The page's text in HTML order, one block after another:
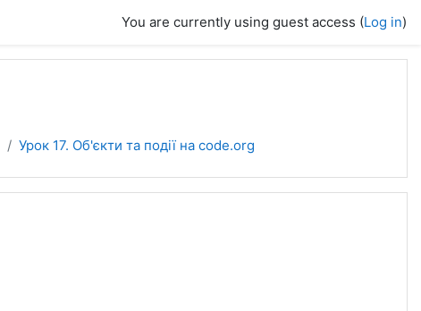
You are currently using guest access (Log in)
Урок 17. Об'єкти та події на code.org